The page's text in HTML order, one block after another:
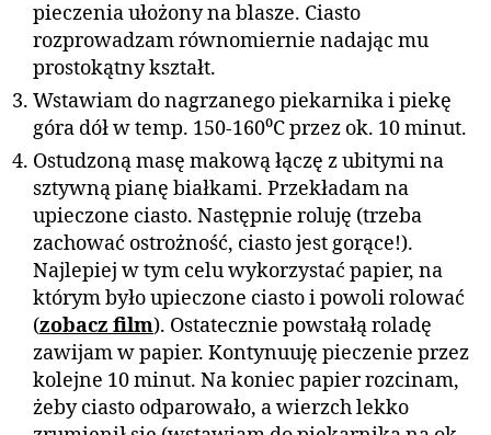
pieczenia ułożony na blasze. Ciasto
rozprowadzam równomiernie nadając mu
prostokątny kształt.
Wstawiam do nagrzanego piekarnika i piekę
góra dół w temp. 150-160⁰C przez ok. 10 minut.
Ostudzoną masę makową łączę z ubitymi na
sztywną pianę białkami. Przekładam na
upieczone ciasto. Następnie roluję (trzeba
zachować ostrożność, ciasto jest gorące!).
Najlepiej w tym celu wykorzystać papier, na
którym było upieczone ciasto i powoli rolować
(zobacz film). Ostatecznie powstałą roladę
zawijam w papier. Kontynuuję pieczenie przez
kolejne 10 minut. Na koniec papier rozcinam,
żeby ciasto odparowało, a wierzch lekko